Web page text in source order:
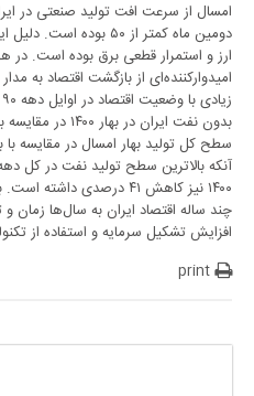
امسال از سرعت افت تولید صنعتی در
دومین ماه کمتر از ۵۰
ارز و استمرار قطعی برق بوده است.
امیدوارکننده‌ای از بازگشت اقتصاد به
۱۴۰۰ نیز کاهش ۴۱ درصدی
چند ساله اقتصاد ایران به سال‌ها زمان و
افزایش تشکیل سرمایه و استفاده از
print